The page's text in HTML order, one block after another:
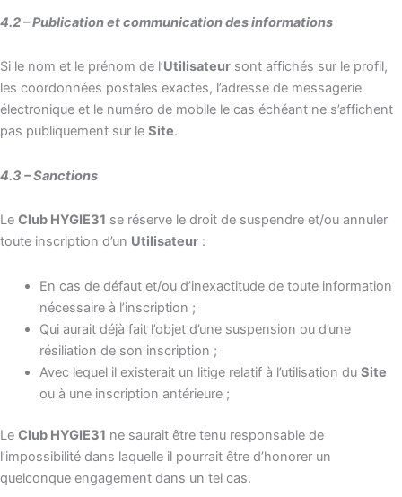
4.2 – Publication et communication des informations
Si le nom et le prénom de l’Utilisateur sont affichés sur le profil,
les coordonnées postales exactes, l’adresse de messagerie
électronique et le numéro de mobile le cas échéant ne s’affichent
pas publiquement sur le Site.
4.3 – Sanctions
Le Club HYGIE31 se réserve le droit de suspendre et/ou annuler
toute inscription d’un Utilisateur :
En cas de défaut et/ou d’inexactitude de toute information
nécessaire à l’inscription ;
Qui aurait déjà fait l’objet d’une suspension ou d’une
résiliation de son inscription ;
Avec lequel il existerait un litige relatif à l’utilisation du Site
ou à une inscription antérieure ;
Le Club HYGIE31 ne saurait être tenu responsable de
l’impossibilité dans laquelle il pourrait être d’honorer un
quelconque engagement dans un tel cas.